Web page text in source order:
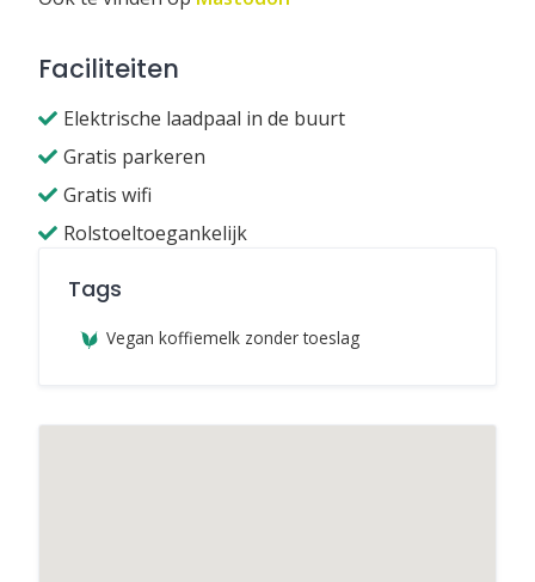
Faciliteiten
Elektrische laadpaal in de buurt
Gratis parkeren
Gratis wifi
Rolstoeltoegankelijk
Tags
Vegan koffiemelk zonder toeslag